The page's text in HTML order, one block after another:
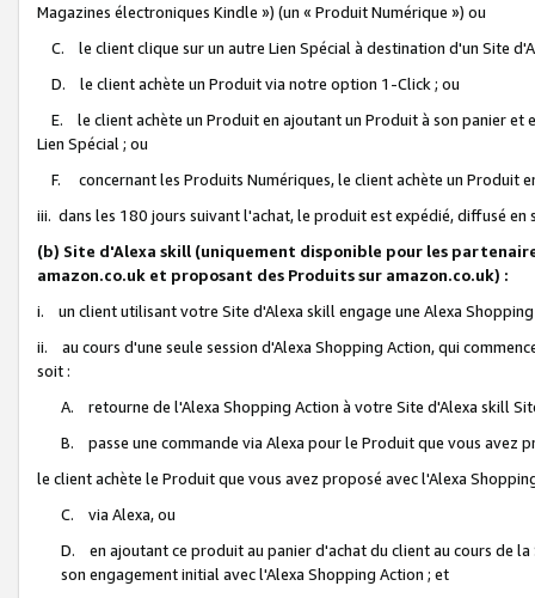
Magazines électroniques Kindle ») (un « Produit Numérique ») ou
C. le client clique sur un autre Lien Spécial à destination d'un Site
D. le client achète un Produit via notre option 1-Click ; ou
E. le client achète un Produit en ajoutant un Produit à son panier et
Lien Spécial ; ou
F. concernant les Produits Numériques, le client achète un Produit
iii. dans les 180 jours suivant l'achat, le produit est expédié, diffusé
(b) Site d'Alexa skill (uniquement disponible pour les
amazon.co.uk et proposant des Produits sur amazon.co.uk) :
i. un client utilisant votre Site d'Alexa skill engage une Alexa
ii. au cours d'une seule session d'Alexa Shopping Action, qui
soit :
A. retourne de l'Alexa Shopping Action à votre Site d'Alexa skill
B. passe une commande via Alexa pour le Produit que vous avez
le client achète le Produit que vous avez proposé avec l'Alexa
C. via Alexa, ou
D. en ajoutant ce produit au panier d'achat du client au cours de
son engagement initial avec l'Alexa Shopping Action ; et